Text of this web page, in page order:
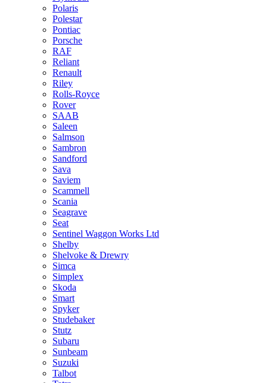
Polaris
Polestar
Pontiac
Porsche
RAF
Reliant
Renault
Riley
Rolls-Royce
Rover
SAAB
Saleen
Salmson
Sambron
Sandford
Sava
Saviem
Scammell
Scania
Seagrave
Seat
Sentinel Waggon Works Ltd
Shelby
Shelvoke & Drewry
Simca
Simplex
Skoda
Smart
Spyker
Studebaker
Stutz
Subaru
Sunbeam
Suzuki
Talbot